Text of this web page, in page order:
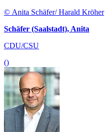
© Anita Schäfer/ Harald Kröher
Schäfer (Saalstadt), Anita
CDU/CSU
()